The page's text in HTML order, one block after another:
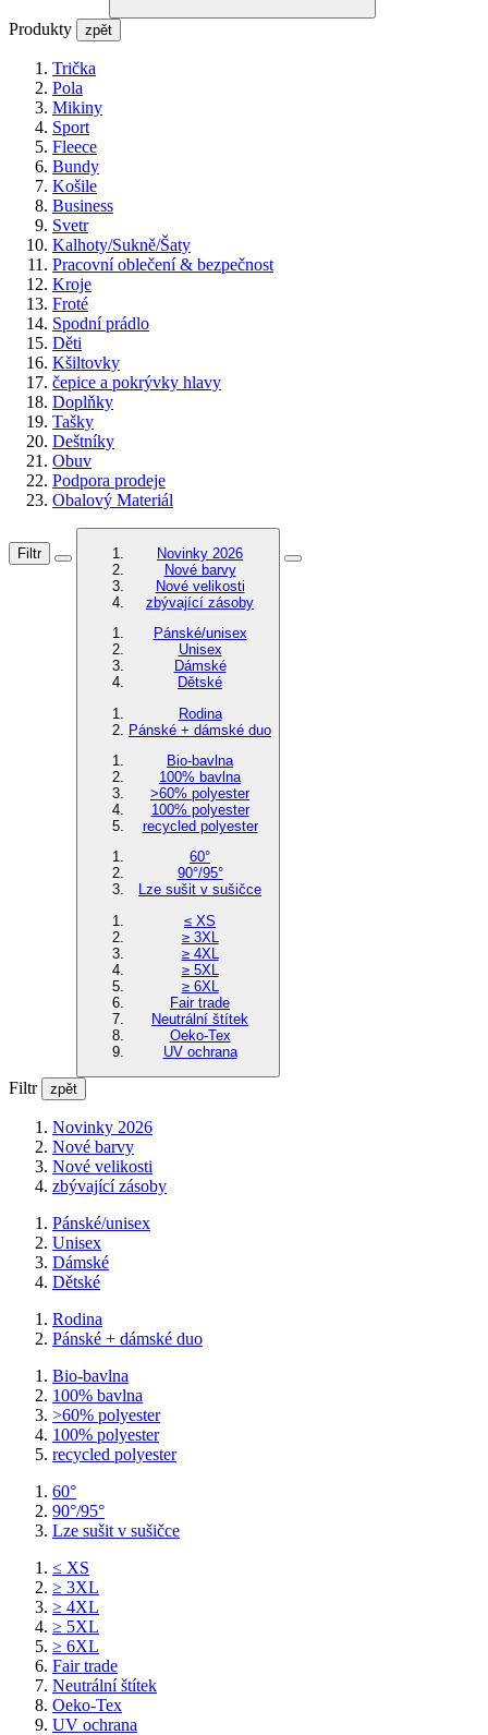
Produkty zpět
Trička
Pola
Mikiny
Sport
Fleece
Bundy
Košile
Business
Svetr
Kalhoty/Sukně/Šaty
Pracovní oblečení & bezpečnost
Kroje
Froté
Spodní prádlo
Děti
Kšiltovky
čepice a pokrývky hlavy
Doplňky
Tašky
Deštníky
Obuv
Podpora prodeje
Obalový Materiál
Filtr
Novinky 2026
Nové barvy
Nové velikosti
zbývající zásoby
Pánské/unisex
Unisex
Dámské
Dětské
Rodina
Pánské + dámské duo
Bio-bavlna
100% bavlna
>60% polyester
100% polyester
recycled polyester
60°
90°/95°
Lze sušit v sušičce
≤ XS
≥ 3XL
≥ 4XL
≥ 5XL
≥ 6XL
Fair trade
Neutrální štítek
Oeko-Tex
UV ochrana
Filtr zpět
Novinky 2026
Nové barvy
Nové velikosti
zbývající zásoby
Pánské/unisex
Unisex
Dámské
Dětské
Rodina
Pánské + dámské duo
Bio-bavlna
100% bavlna
>60% polyester
100% polyester
recycled polyester
60°
90°/95°
Lze sušit v sušičce
≤ XS
≥ 3XL
≥ 4XL
≥ 5XL
≥ 6XL
Fair trade
Neutrální štítek
Oeko-Tex
UV ochrana